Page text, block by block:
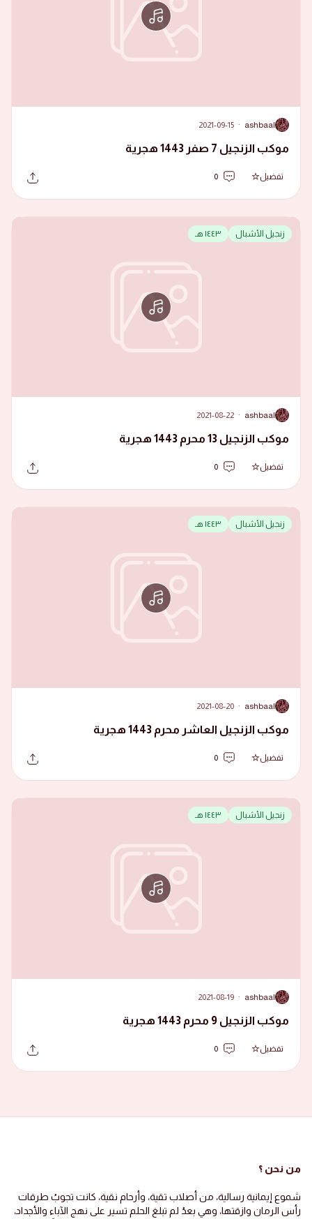
A
ashbaal
·
2021-09-15
موكب الزنجيل 7 صفر 1443 هجرية
تفضيل 0
زنجيل الأشبال ١٤٤٣ هـ
A
ashbaal
·
2021-08-22
موكب الزنجيل 13 محرم 1443 هجرية
تفضيل 0
زنجيل الأشبال ١٤٤٣ هـ
A
ashbaal
·
2021-08-20
موكب الزنجيل العاشر محرم 1443 هجرية
تفضيل 0
زنجيل الأشبال ١٤٤٣ هـ
A
ashbaal
·
2021-08-19
موكب الزنجيل 9 محرم 1443 هجرية
تفضيل 0
من نحن ؟
شموع إيمانية رسالية، من أصلاب تقية، وأرحام نقية، كانت تجوبُ طرقات
رأس الرمان وازقتها، وهي بعدُ لم تبلغ الحلم تسير على نهج الآباء والأجداد،